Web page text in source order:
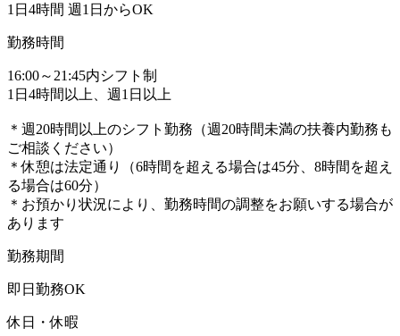
1日4時間 週1日からOK
勤務時間
16:00～21:45内シフト制
1日4時間以上、週1日以上
＊週20時間以上のシフト勤務（週20時間未満の扶養内勤務も
ご相談ください）
＊休憩は法定通り（6時間を超える場合は45分、8時間を超え
る場合は60分）
＊お預かり状況により、勤務時間の調整をお願いする場合が
あります
勤務期間
即日勤務OK
休日・休暇